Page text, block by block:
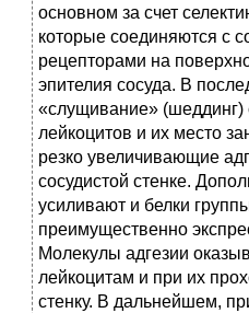
основном за счет
которые соединяются с
рецепторами на
эпителия сосуда. В
«слущивание» (шеддинг)
лейкоцитов и их место
резко увеличивающие
сосудистой стенке.
усиливают и белки
преимущественно
Молекулы адгезии
лейкоцитам и при их
стенку. В дальнейшем,